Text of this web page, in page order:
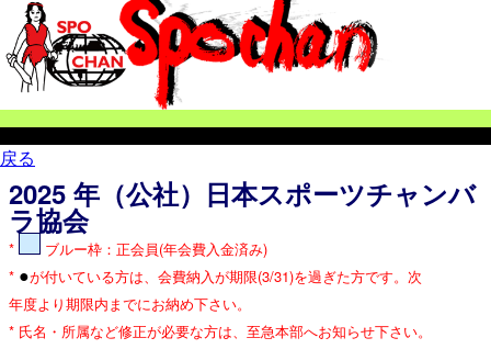
戻る
2025 年（公社）日本スポーツチャンバ
ラ協会
*
ブルー枠：正会員(年会費入金済み)
* ●が付いている方は、会費納入が期限(3/31)を過ぎた方です。次
年度より期限内までにお納め下さい。
* 氏名・所属など修正が必要な方は、至急本部へお知らせ下さい。